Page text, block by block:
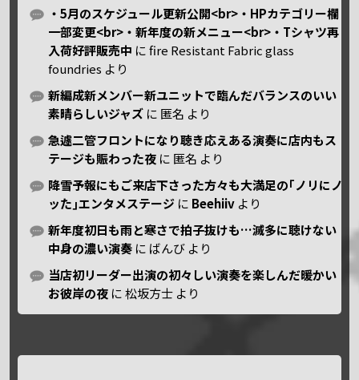
・5月のスケジュール更新公開<br>・HPカテゴリー欄
一部変更<br>・新年度の新メニュー<br>・Tシャツ再
入荷好評販売中 にfire Resistant Fabric glass
foundries より
新編成新メンバー新ユニットで臨んだバランスのいい
素晴らしいジャズ に 匿名 より
急遽二管フロントになり聴き応えある演奏に店内もス
テージも賑わった夜 に 匿名 より
降雪予報にもご来店下さった方々も大満足の｢ノリにノ
ッた｣エンタメステージ に Beehiiv より
新年度初日も雨と寒さで拍子抜けも…滅多に聴けない
中身の濃い演奏 に ばんび より
当店初リーダー出演の初々しい演奏を楽しんだ暖かい
お彼岸の夜 に松坂方士 より